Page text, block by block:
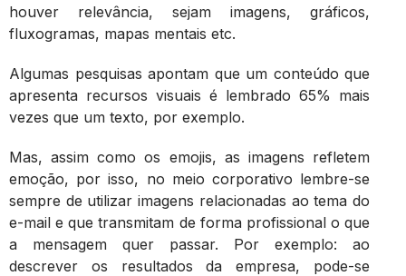
houver relevância, sejam imagens, gráficos,
fluxogramas, mapas mentais etc.
Algumas pesquisas apontam que um conteúdo que
apresenta recursos visuais é lembrado 65% mais
vezes que um texto, por exemplo.
Mas, assim como os emojis, as imagens refletem
emoção, por isso, no meio corporativo lembre-se
sempre de utilizar imagens relacionadas ao tema do
e-mail e que transmitam de forma profissional o que
a mensagem quer passar. Por exemplo: ao
descrever os resultados da empresa, pode-se